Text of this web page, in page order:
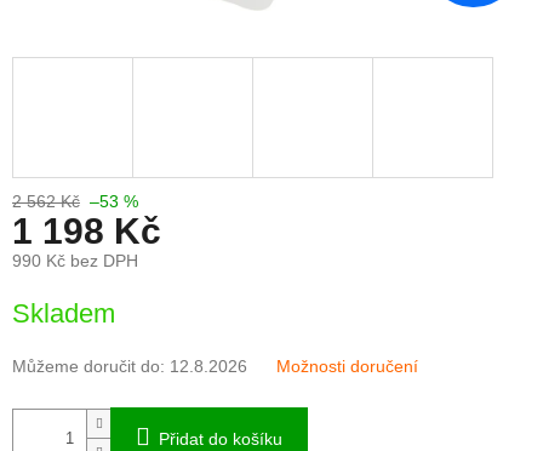
2 562 Kč –53 %
1 198 Kč
990 Kč bez DPH
cena:
Skladem
Můžeme doručit do: 12.8.2026 Možnosti doručení
Přidat do košíku